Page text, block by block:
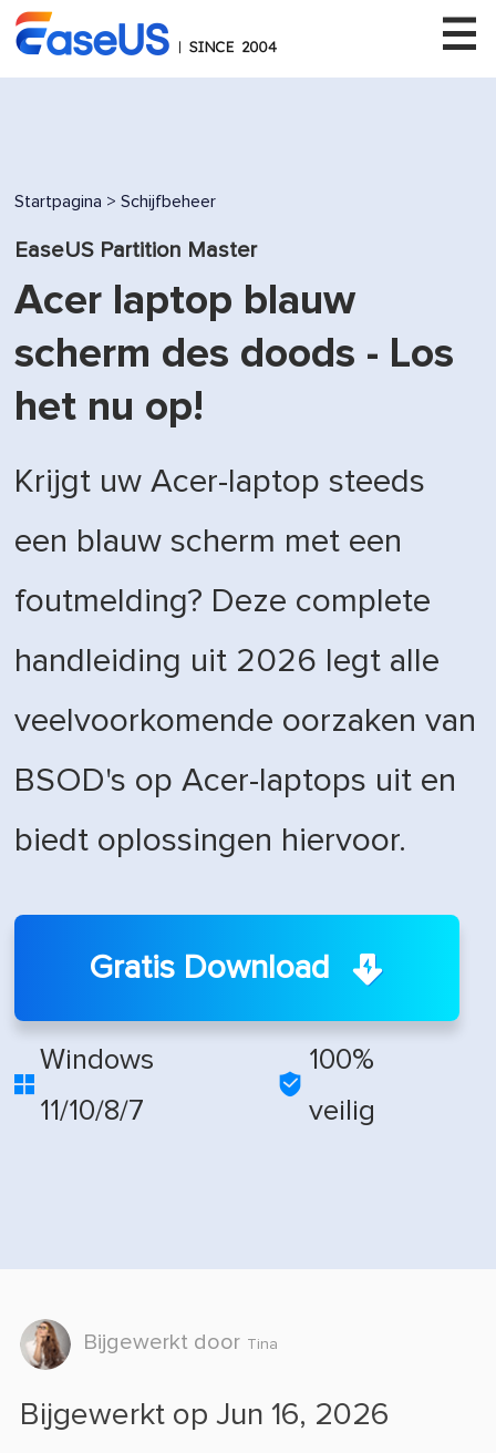
Startpagina > Schijfbeheer
EaseUS Partition Master
Acer laptop blauw
scherm des doods - Los
het nu op!
Krijgt uw Acer-laptop steeds
een blauw scherm met een
foutmelding? Deze complete
handleiding uit 2026 legt alle
veelvoorkomende oorzaken van
BSOD's op Acer-laptops uit en
biedt oplossingen hiervoor.
Gratis Download

Windows
11/10/8/7

100%
veilig
Bijgewerkt door Tina
Bijgewerkt op Jun 16, 2026